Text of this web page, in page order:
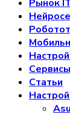
Рынок
Сервисы
Статьи